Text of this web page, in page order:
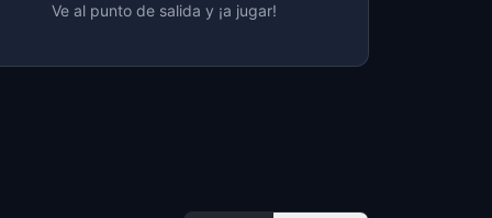
Ve al punto de salida y ¡a jugar!